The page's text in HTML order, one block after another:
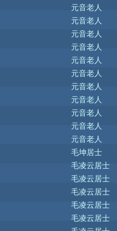
元音老人
元音老人
元音老人
元音老人
元音老人
元音老人
元音老人
元音老人
元音老人
元音老人
元音老人
毛坤居士
毛凌云居士
毛凌云居士
毛凌云居士
毛凌云居士
毛凌云居士